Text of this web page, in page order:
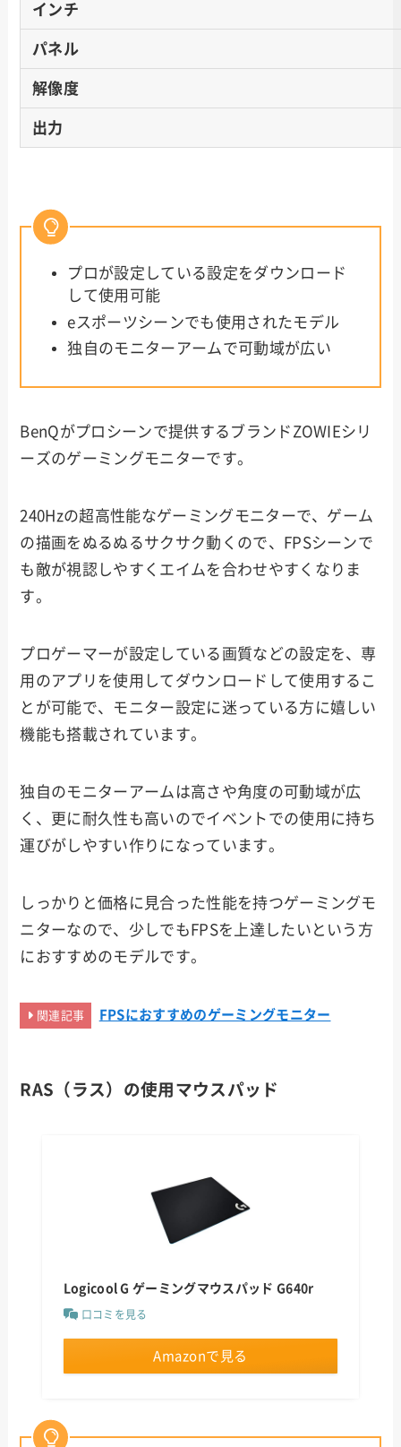
インチ
パネル
解像度
出力
プロが設定している設定をダウンロード
して使用可能
eスポーツシーンでも使用されたモデル
独自のモニターアームで可動域が広い
BenQがプロシーンで提供するブランドZOWIEシリ
ーズのゲーミングモニターです。
240Hzの超高性能なゲーミングモニターで、ゲーム
の描画をぬるぬるサクサク動くので、FPSシーンで
も敵が視認しやすくエイムを合わせやすくなりま
す。
プロゲーマーが設定している画質などの設定を、専
用のアプリを使用してダウンロードして使用するこ
とが可能で、モニター設定に迷っている方に嬉しい
機能も搭載されています。
独自のモニターアームは高さや角度の可動域が広
く、更に耐久性も高いのでイベントでの使用に持ち
運びがしやすい作りになっています。
しっかりと価格に見合った性能を持つゲーミングモ
ニターなので、少しでもFPSを上達したいという方
におすすめのモデルです。
関連記事 FPSにおすすめのゲーミングモニター
RAS（ラス）の使用マウスパッド
Logicool G ゲーミングマウスパッド G640r
口コミを見る
Amazonで見る